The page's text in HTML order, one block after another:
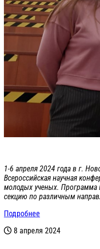
1-6 апреля 2024 года в г.
Всероссийская научная
молодых ученых. Программа
секцию по различным
Подробнее
8 апреля 2024